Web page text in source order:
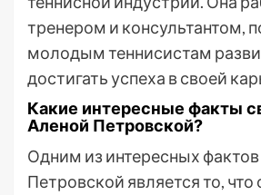
тренером и консультантом,
молодым теннисистам
достигать успеха в своей
Какие интересные факты
Аленой Петровской?
Одним из интересных
Петровской является то, что